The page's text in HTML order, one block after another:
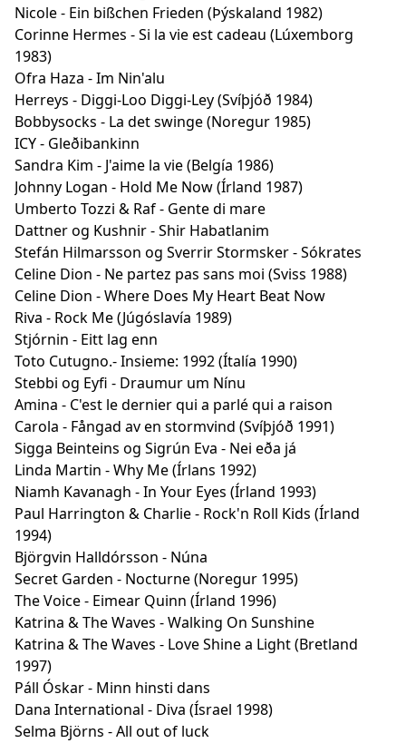
Nicole - Ein bißchen Frieden (Þýskaland 1982)
Corinne Hermes - Si la vie est cadeau (Lúxemborg
1983)
Ofra Haza - Im Nin'alu
Herreys - Diggi-Loo Diggi-Ley (Svíþjóð 1984)
Bobbysocks - La det swinge (Noregur 1985)
ICY - Gleðibankinn
Sandra Kim - J'aime la vie (Belgía 1986)
Johnny Logan - Hold Me Now (Írland 1987)
Umberto Tozzi & Raf - Gente di mare
Dattner og Kushnir - Shir Habatlanim
Stefán Hilmarsson og Sverrir Stormsker - Sókrates
Celine Dion - Ne partez pas sans moi (Sviss 1988)
Celine Dion - Where Does My Heart Beat Now
Riva - Rock Me (Júgóslavía 1989)
Stjórnin - Eitt lag enn
Toto Cutugno.- Insieme: 1992 (Ítalía 1990)
Stebbi og Eyfi - Draumur um Nínu
Amina - C'est le dernier qui a parlé qui a raison
Carola - Fångad av en stormvind (Svíþjóð 1991)
Sigga Beinteins og Sigrún Eva - Nei eða já
Linda Martin - Why Me (Írlans 1992)
Niamh Kavanagh - In Your Eyes (Írland 1993)
Paul Harrington & Charlie - Rock'n Roll Kids (Írland
1994)
Björgvin Halldórsson - Núna
Secret Garden - Nocturne (Noregur 1995)
The Voice - Eimear Quinn (Írland 1996)
Katrina & The Waves - Walking On Sunshine
Katrina & The Waves - Love Shine a Light (Bretland
1997)
Páll Óskar - Minn hinsti dans
Dana International - Diva (Ísrael 1998)
Selma Björns - All out of luck